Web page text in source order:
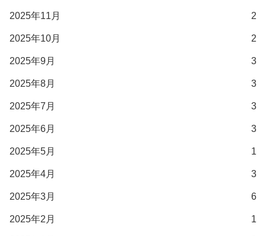
2025年11月 2
2025年10月 2
2025年9月 3
2025年8月 3
2025年7月 3
2025年6月 3
2025年5月 1
2025年4月 3
2025年3月 6
2025年2月 1